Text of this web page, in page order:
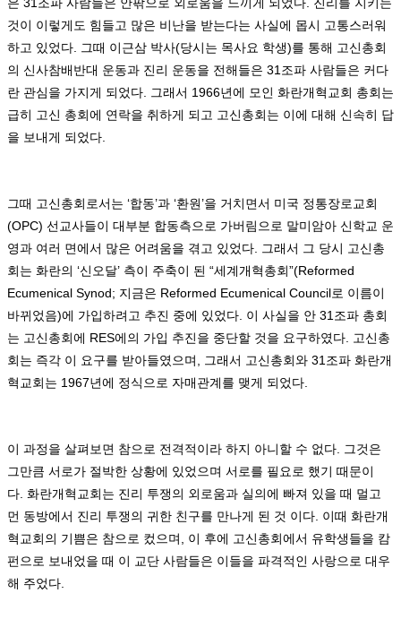
것이 이렇게도 힘들고 많은 비난을 받는다는 사실에 몹시 고통스러워
하고 있었다
그때 이근삼 박사(당시는 목사요 학생)를 통해 고신총회
의 신사참배반대 운동과 진리 운동을 전해들은 31 조파 사람들은 커다
란 관심을 가지게 되었다
그래서 1966년에 모인 화란개혁교회 총회는
급히 고신 총회에 연락을 취하게 되고 고신총회는 이에 대해 신속히 답
을 보내게 되었다
그때 고신총회로서는 ‘합동’과 ‘환원’을 거치면서 미국 정통장로교회
(OPC) 선교사들이 대부분 합동측으로 가버림으로 말미암아 신학교 운
영과 여러 면에서 많은 어려움을 겪고 있었다
그래서 그 당시 고신총
회는 화란의 ‘신오달’ 측이 주축이 된 “세계개혁총회”(Reformed
Ecumenical Synod; 지금은 Reformed Ecumenical Council로 이름이
바뀌었음)에 가입하려고 추진 중에 있었다 이 사실을 안 31 조파 총회
는 고신총회에 RES에의 가입 추진을 중단할 것을 요구하였다
고신총
회는 즉각 이 요구를 받아들였으며
그래서 고신총회와 31 조파 화란개
혁교회는 1967년에 정식으로 자매관계를 맺게 되었다
이 과정을 살펴보면 참으로 전격적이라 하지 아니할 수 없다
그것은
그만큼 서로가 절박한 상황에 있었으며 서로를 필요로 했기 때문이
다 화란개혁교회는 진리 투쟁의 외로움과 실의에 빠져 있을 때 멀고
먼 동방에서 진리 투쟁의 귀한 친구를 만나게 된 것 이다 이때 화란개
혁교회의 기쁨은 참으로 컸으며
이 후에 고신총회에서 유학생들을 캄
펀으로 보내었을 때 이 교단 사람들은 이들을 파격적인 사랑으로 대우
해 주었다